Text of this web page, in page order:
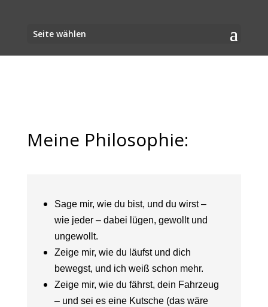
Seite wählen
Meine Philosophie:
Sage mir, wie du bist, und du wirst –
wie jeder – dabei lügen, gewollt und
ungewollt.
Zeige mir, wie du läufst und dich
bewegst, und ich weiß schon mehr.
Zeige mir, wie du fährst, dein Fahrzeug
– und sei es eine Kutsche (das wäre